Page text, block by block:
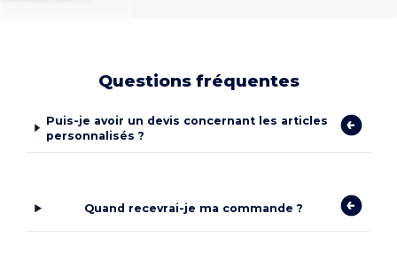
Questions fréquentes
Puis-je avoir un devis concernant les articles
personnalisés ?
Quand recevrai-je ma commande ?